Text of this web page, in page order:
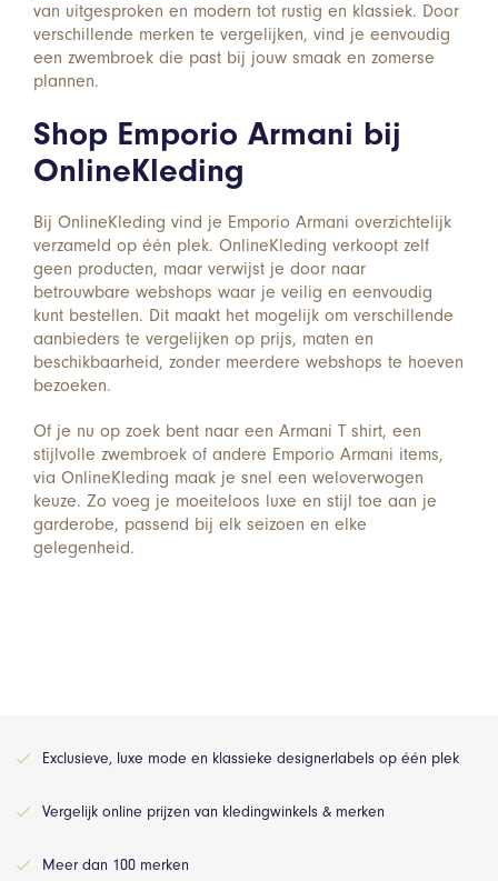
van uitgesproken en modern tot rustig en klassiek. Door
verschillende merken te vergelijken, vind je eenvoudig
een zwembroek die past bij jouw smaak en zomerse
plannen.
Shop Emporio Armani bij
OnlineKleding
Bij OnlineKleding vind je Emporio Armani overzichtelijk
verzameld op één plek. OnlineKleding verkoopt zelf
geen producten, maar verwijst je door naar
betrouwbare webshops waar je veilig en eenvoudig
kunt bestellen. Dit maakt het mogelijk om verschillende
aanbieders te vergelijken op prijs, maten en
beschikbaarheid, zonder meerdere webshops te hoeven
bezoeken.
Of je nu op zoek bent naar een Armani T shirt, een
stijlvolle zwembroek of andere Emporio Armani items,
via OnlineKleding maak je snel een weloverwogen
keuze. Zo voeg je moeiteloos luxe en stijl toe aan je
garderobe, passend bij elk seizoen en elke
gelegenheid.
Exclusieve, luxe mode en klassieke designerlabels op één plek
Vergelijk online prijzen van kledingwinkels & merken
Meer dan 100 merken